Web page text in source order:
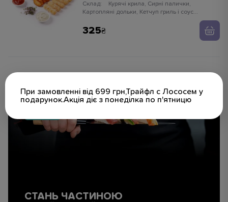
При замовленні від 699 грн,Трайфл с Лососем у
подарунок.Акція діє з понеділка по п'ятницю
Склад:
Картопляні дольки, Кетчуп гриль і соус
325
СТАНЬ ЧАСТИНОЮ